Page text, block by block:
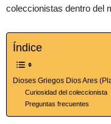
coleccionistas dentro del
Índice
Dioses Griegos Dios Ares
Curiosidad del coleccionista
Preguntas frecuentes